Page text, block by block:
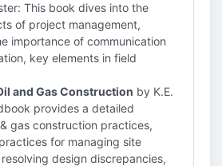
This book dives into the
of project management,
importance of communication
key elements in field
and Gas Construction by K.E.
provides a detailed
gas construction practices,
for managing site
design discrepancies,